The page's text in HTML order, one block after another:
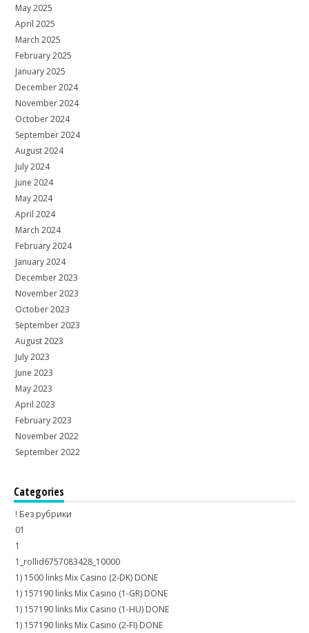
May 2025
April 2025
March 2025
February 2025
January 2025
December 2024
November 2024
October 2024
September 2024
August 2024
July 2024
June 2024
May 2024
April 2024
March 2024
February 2024
January 2024
December 2023
November 2023
October 2023
September 2023
August 2023
July 2023
June 2023
May 2023
April 2023
February 2023
November 2022
September 2022
Categories
! Без рубрики
01
1
1_rollid6757083428_10000
1) 1500 links Mix Casino (2-DK) DONE
1) 157190 links Mix Casino (1-GR) DONE
1) 157190 links Mix Casino (1-HU) DONE
1) 157190 links Mix Casino (2-FI) DONE